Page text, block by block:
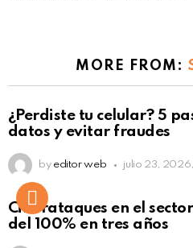
MORE FROM:
¿Perdiste tu celular? 5
datos y evitar fraudes
by editor web julio 23,
Ciberataques en el
del 100% en tres años